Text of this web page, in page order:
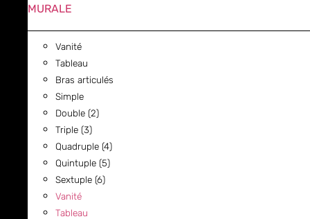
MURALE
Vanité
Tableau
Bras articulés
Simple
Double (2)
Triple (3)
Quadruple (4)
Quintuple (5)
Sextuple (6)
Vanité
Tableau